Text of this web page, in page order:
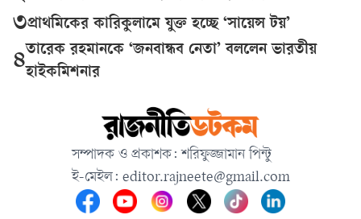
৩প্রাথমিকের কারিকুলামে যুক্ত হচ্ছে ‘সায়েন্স টয়’
৪তারেক রহমানকে ‘জনবান্ধব নেতা’ বললেন ভারতীয়
হাইকমিশনার
সম্পাদক ও প্রকাশক: শরিফুজ্জামান পিন্টু
ই-মেইল: editor.rajneete@gmail.com